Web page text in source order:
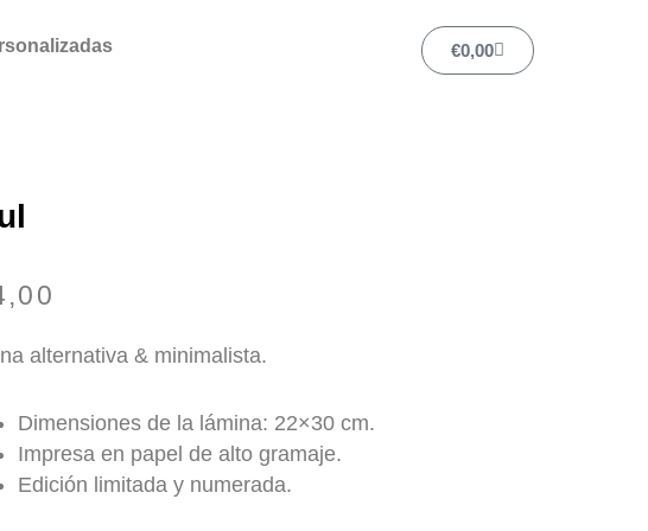
€0,00Carrito
alternativa & minimalista.
Dimensiones de la lámina: 22×30 cm.
Impresa en papel de alto gramaje.
Edición limitada y numerada.